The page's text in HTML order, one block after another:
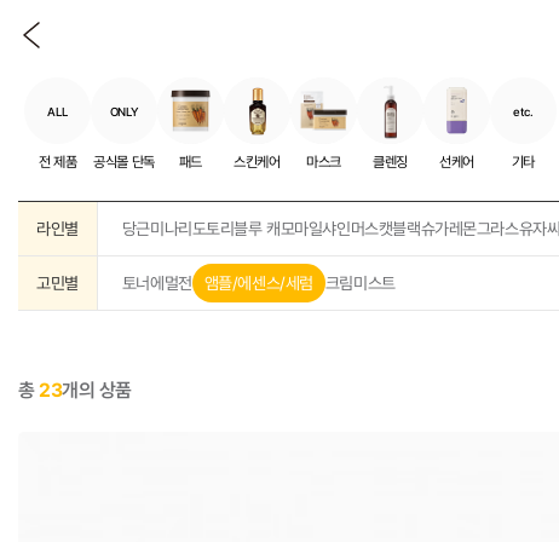
ALL
전 제품
ONLY
공식몰 단독 패드 스킨케어 마스크 클렌징 선케어
etc.
기타
라인별 당근미나리도토리블루 캐모마일샤인머스캣블랙슈가레몬그라스유자씨
고민별 토너에멀전 앰플/에센스/세럼 크림미스트
총23개의 상품